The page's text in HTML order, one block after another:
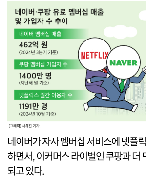
네이버가 자사 멤버십 서비스에 넷플
하면서, 이커머스 라이벌인 쿠팡과 더
되고 있다.